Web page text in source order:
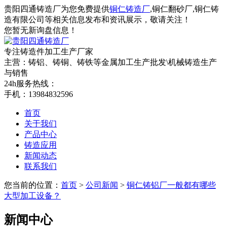
贵阳四通铸造厂为您免费提供铜仁铸造厂,铜仁翻砂厂,铜仁铸
造有限公司等相关信息发布和资讯展示，敬请关注！
您暂无新询盘信息！
专注铸造件加工生产厂家
主营：铸铝、铸铜、铸铁等金属加工生产批发\机械铸造生产
与销售
24h服务热线：
手机：13984832596
首页
关于我们
产品中心
铸造应用
新闻动态
联系我们
您当前的位置： 首页 > 公司新闻 > 铜仁铸铝厂一般都有哪些
大型加工设备？
新闻中心